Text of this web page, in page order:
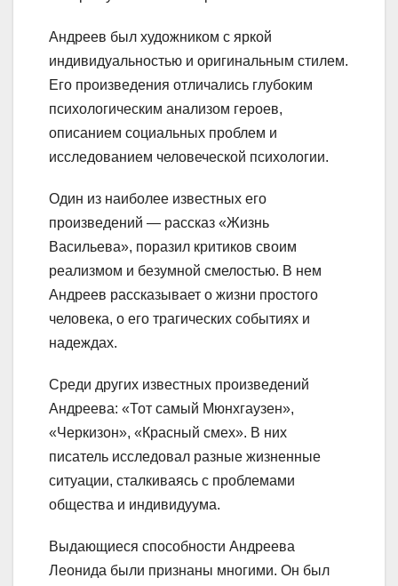
Андреев был художником с яркой
индивидуальностью и оригинальным стилем.
Его произведения отличались глубоким
психологическим анализом героев,
описанием социальных проблем и
исследованием человеческой психологии.
Один из наиболее известных его
произведений — рассказ «Жизнь
Васильева», поразил критиков своим
реализмом и безумной смелостью. В нем
Андреев рассказывает о жизни простого
человека, о его трагических событиях и
надеждах.
Среди других известных произведений
Андреева: «Тот самый Мюнхгаузен»,
«Черкизон», «Красный смех». В них
писатель исследовал разные жизненные
ситуации, сталкиваясь с проблемами
общества и индивидуума.
Выдающиеся способности Андреева
Леонида были признаны многими. Он был